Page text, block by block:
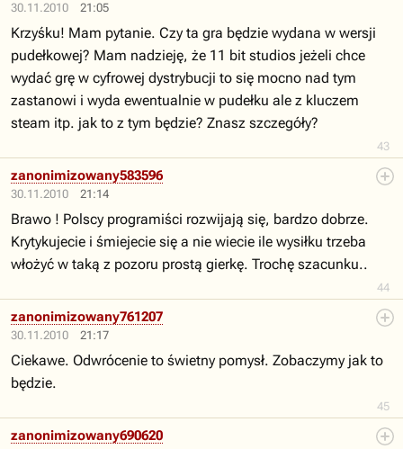
30.11.2010 21:05
43
Krzyśku! Mam pytanie. Czy ta gra będzie wydana w wersji
pudełkowej? Mam nadzieję, że 11 bit studios jeżeli chce
wydać grę w cyfrowej dystrybucji to się mocno nad tym
zastanowi i wyda ewentualnie w pudełku ale z kluczem
steam itp. jak to z tym będzie? Znasz szczegóły?
30.11.2010 21:14
44
zanonimizowany583596
Brawo ! Polscy programiści rozwijają się, bardzo dobrze.
Krytykujecie i śmiejecie się a nie wiecie ile wysiłku trzeba
włożyć w taką z pozoru prostą gierkę. Trochę szacunku..
30.11.2010 21:17
45
zanonimizowany761207
Ciekawe. Odwrócenie to świetny pomysł. Zobaczymy jak to
będzie.
zanonimizowany690620